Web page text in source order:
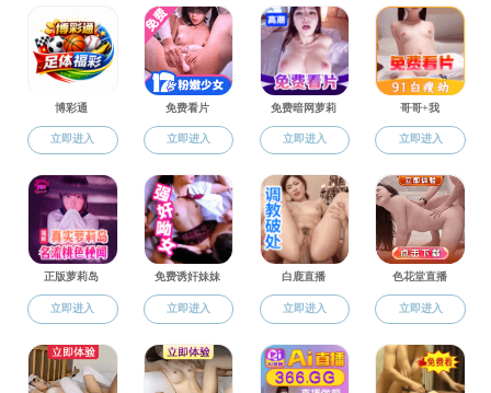
政策法规
招生专栏
就业指导
招聘信息
政策